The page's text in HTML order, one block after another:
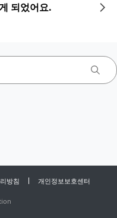
되었어요.
방침 개인정보보호센터